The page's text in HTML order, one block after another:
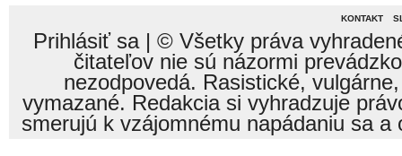
KONTAKT
Prihlásiť sa| © Všetky práva
čitateľov nie sú názormi
nezodpovedá. Rasistické,
vymazané. Redakcia si vyhradzuje
smerujú k vzájomnému napádaniu sa